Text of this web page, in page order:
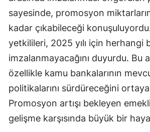
sayesinde, promosyon
kadar çıkabileceği
yetkilileri, 2025 yılı için herhangi
imzalanmayacağını duyurdu. Bu
özellikle kamu bankalarının
politikalarını sürdüreceğini
Promosyon artışı bekleyen
gelişme karşısında büyük bir hayal